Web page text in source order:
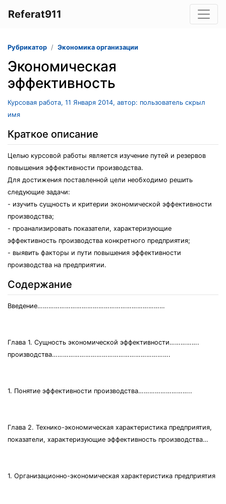
Referat911
Рубрикатор Экономика организации
Экономическая
эффективность
Курсовая работа, 11 Января 2014, автор: пользователь скрыл
имя
Краткое описание
Целью курсовой работы является изучение путей и резервов
повышения эффективности производства.
Для достижения поставленной цели необходимо решить
следующие задачи:
- изучить сущность и критерии экономической эффективности
производства;
- проанализировать показатели, характеризующие
эффективность производства конкретного предприятия;
- выявить факторы и пути повышения эффективности
производства на предприятии.
Содержание
Введение……………………………………………………………
Глава 1. Сущность экономической эффективности…………….
производства……………………………………………………….
1. Понятие эффективности производства………………………..
Глава 2. Технико-экономическая характеристика предприятия,
показатели, характеризующие эффективность производства…
1. Организационно-экономическая характеристика предприятия